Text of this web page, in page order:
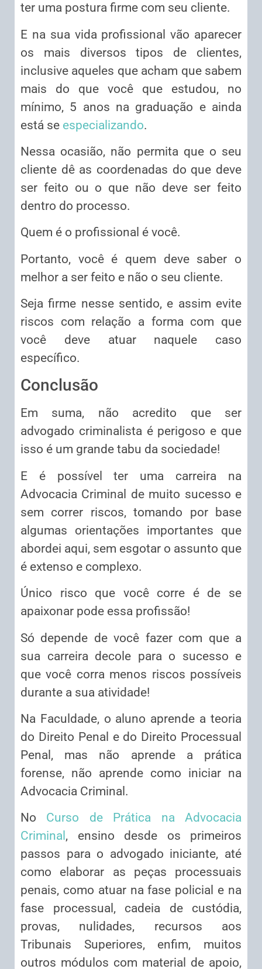
ter uma postura firme com seu cliente.
E na sua vida profissional vão aparecer
os mais diversos tipos de clientes,
inclusive aqueles que acham que sabem
mais do que você que estudou, no
mínimo, 5 anos na graduação e ainda
está se especializando.
Nessa ocasião, não permita que o seu
cliente dê as coordenadas do que deve
ser feito ou o que não deve ser feito
dentro do processo.
Quem é o profissional é você.
Portanto, você é quem deve saber o
melhor a ser feito e não o seu cliente.
Seja firme nesse sentido, e assim evite
riscos com relação a forma com que
você deve atuar naquele caso
específico.
Conclusão
Em suma, não acredito que ser
advogado criminalista é perigoso e que
isso é um grande tabu da sociedade!
E é possível ter uma carreira na
Advocacia Criminal de muito sucesso e
sem correr riscos, tomando por base
algumas orientações importantes que
abordei aqui, sem esgotar o assunto que
é extenso e complexo.
Único risco que você corre é de se
apaixonar pode essa profissão!
Só depende de você fazer com que a
sua carreira decole para o sucesso e
que você corra menos riscos possíveis
durante a sua atividade!
Na Faculdade, o aluno aprende a teoria
do Direito Penal e do Direito Processual
Penal, mas não aprende a prática
forense, não aprende como iniciar na
Advocacia Criminal.
No Curso de Prática na Advocacia
Criminal , ensino desde os primeiros
passos para o advogado iniciante, até
como elaborar as peças processuais
penais, como atuar na fase policial e na
fase processual, cadeia de custódia,
provas, nulidades, recursos aos
Tribunais Superiores, enfim, muitos
outros módulos com material de apoio,